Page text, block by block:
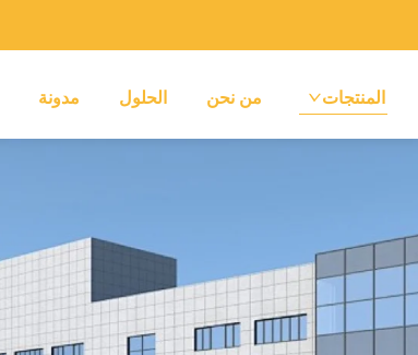
المنتجات من نحن الحلول مدونة